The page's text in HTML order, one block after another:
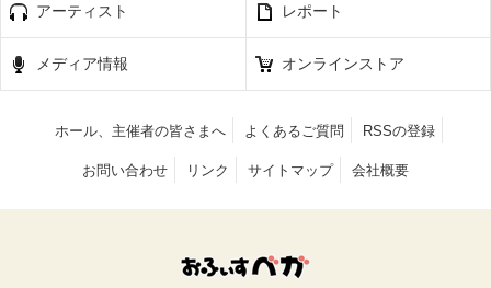
アーティスト レポート
メディア情報 オンラインストア
ホール、主催者の皆さまへ よくあるご質問 RSSの登録
お問い合わせ リンク サイトマップ 会社概要